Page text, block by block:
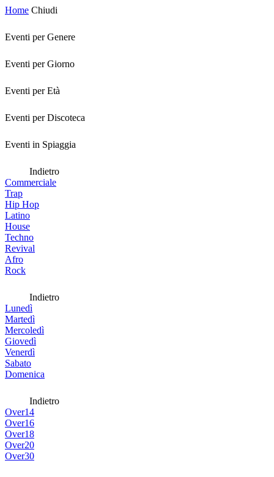
Home Chiudi
Eventi per Genere
Eventi per Giorno
Eventi per Età
Eventi per Discoteca
Eventi in Spiaggia
Indietro
Commerciale
Trap
Hip Hop
Latino
House
Techno
Revival
Afro
Rock
Indietro
Lunedì
Martedì
Mercoledì
Giovedì
Venerdì
Sabato
Domenica
Indietro
Over14
Over16
Over18
Over20
Over30